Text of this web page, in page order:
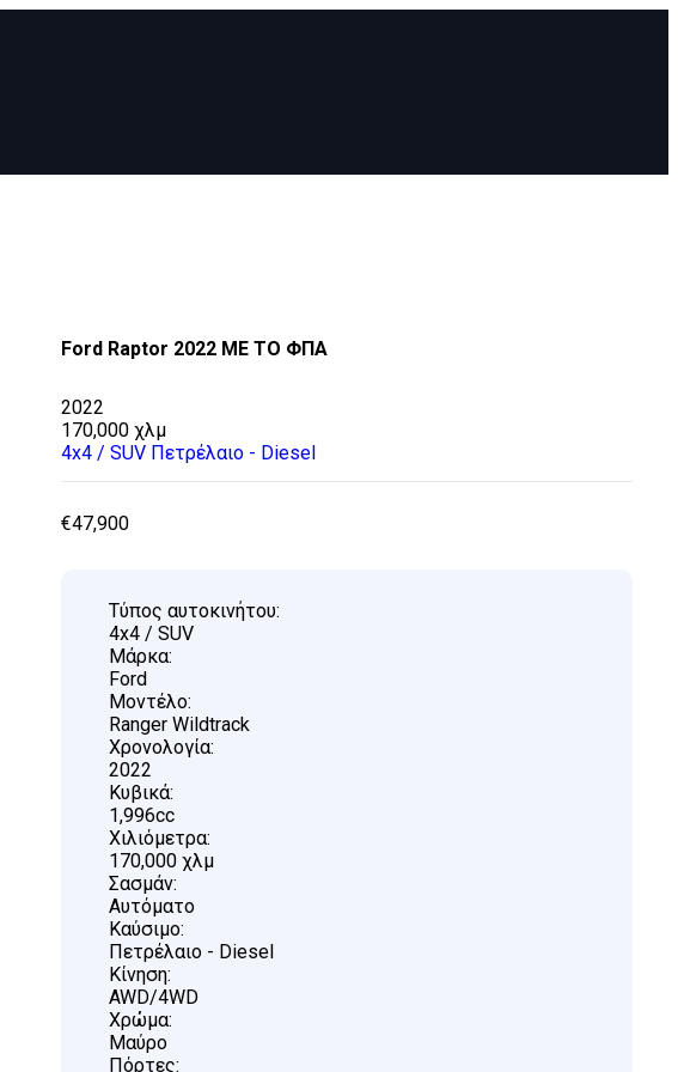
Ford Raptor 2022 ΜΕ ΤΟ ΦΠΑ
2022
170,000 χλμ
4x4 / SUV Πετρέλαιο - Diesel
€47,900
Τύπος αυτοκινήτου:
4x4 / SUV
Μάρκα:
Ford
Μοντέλο:
Ranger Wildtrack
Χρονολογία:
2022
Κυβικά:
1,996cc
Χιλιόμετρα:
170,000 χλμ
Σασμάν:
Αυτόματο
Καύσιμο:
Πετρέλαιο - Diesel
Κίνηση:
AWD/4WD
Χρώμα:
Μαύρο
Πόρτες: